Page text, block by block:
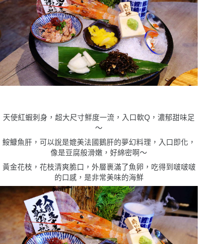
天使紅蝦刺身，超大尺寸鮮度一流，入口軟Q，濃郁甜味足
〜
鮟鱇魚肝，可以說是媲美法國鵝肝的夢幻料理，入口即化，
像是豆腐般滑嫩，好綿密啊〜
黃金花枝，花枝清爽脆口，外層裹滿了魚卵，吃得到啵啵啵
的口感，是非常美味的海鮮